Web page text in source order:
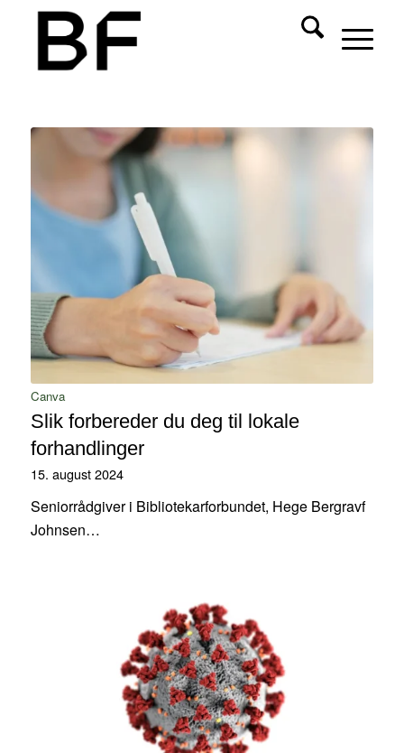
Canva
Slik forbereder du deg til lokale
forhandlinger
15. august 2024
Seniorrådgiver i Bibliotekarforbundet, Hege Bergravf
Johnsen…